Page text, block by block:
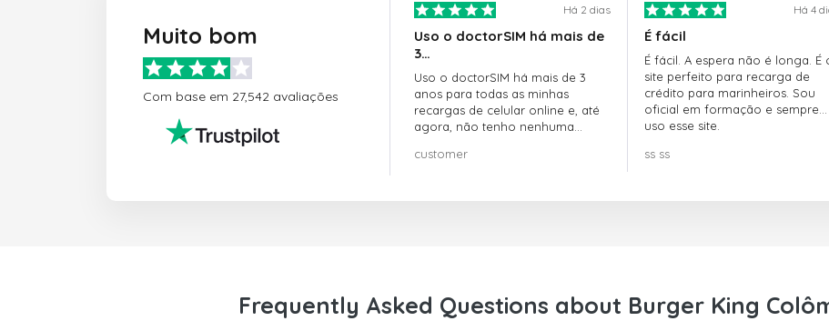
Muito bom
Com base em 27,542 avaliações
Há 2 dias
Uso o doctorSIM há mais de
3…
Uso o doctorSIM há mais de 3
anos para todas as minhas
recargas de celular online e, até
agora, não tenho nenhuma
customer
Há 4
É fácil
É fácil. A espera não é longa. É
site perfeito para recarga de
crédito para marinheiros. Sou
oficial em formação e sempre
uso esse site.
ss ss
Frequently Asked Questions about Burger King